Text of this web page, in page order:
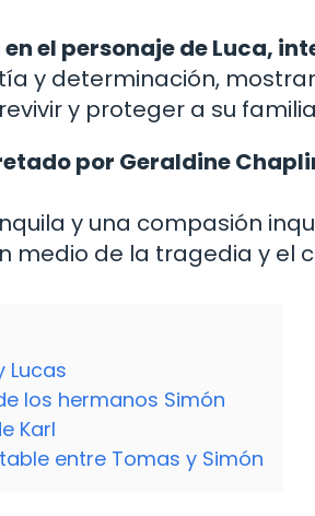
el personaje de Luca,
y determinación,
y proteger a su
por Geraldine
y una compasión
medio de la tragedia y el
Lucas
los hermanos Simón
Karl
entre Tomas y Simón